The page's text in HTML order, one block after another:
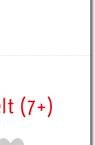
(7+)